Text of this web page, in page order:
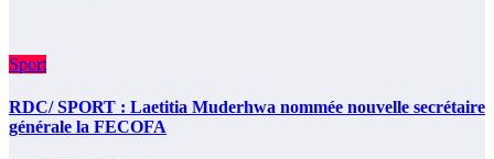
Sport
RDC/ SPORT : Laetitia Muderhwa nommée nouvelle secrétaire
générale la FECOFA